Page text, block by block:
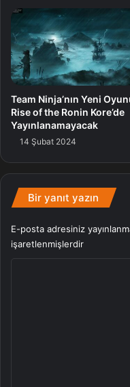
Zuckerberg’in Şubat ayı
sert bir halde
yayınlamış olduğunu
Team Ninja’nın Yeni
Rise of the Ronin Kore’de
Yayınlanamayacak
14 Şubat 2024
Bir yanıt yazın
E-posta adresiniz
işaretlenmişlerdir